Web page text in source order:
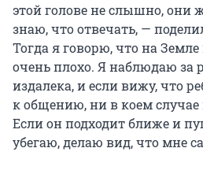
этой голове не слышно, они
знаю, что отвечать, —
Тогда я говорю, что на
очень плохо. Я наблюдаю за
издалека, и если вижу, что
к общению, ни в коем случае
Если он подходит ближе и
убегаю, делаю вид, что мне